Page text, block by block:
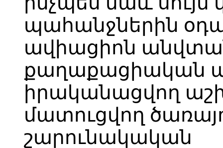
պահանջներին
ավիացիոն
քաղաքացիական
իրականացվող
մատուցվող
շարունակական